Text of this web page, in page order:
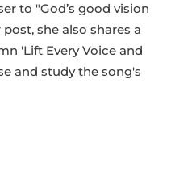
to "God’s good vision
she also shares a
'Lift Every Voice and
and study the song's